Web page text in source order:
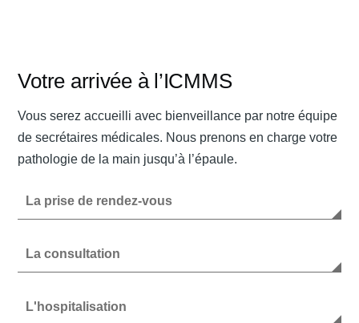
Contact
Urgences
Votre arrivée à l’ICMMS
Vous serez accueilli avec bienveillance par notre équipe
de secrétaires médicales. Nous prenons en charge votre
pathologie de la main jusqu’à l’épaule.
La prise de rendez-vous
La consultation
L'hospitalisation